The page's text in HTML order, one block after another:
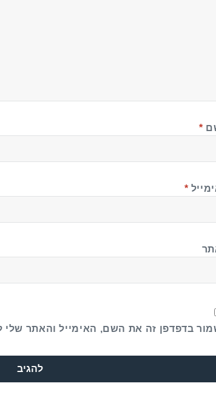
*
*
בדפדפן זה את השם, האימייל והאתר